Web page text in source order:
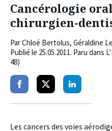
Cancérologie
chirurgien-
ParChloé Bertolus, Géraldine
Publié le 25.05.2011. Paru dans
48)
PartagerPartagerPartager
Les cancers des voies